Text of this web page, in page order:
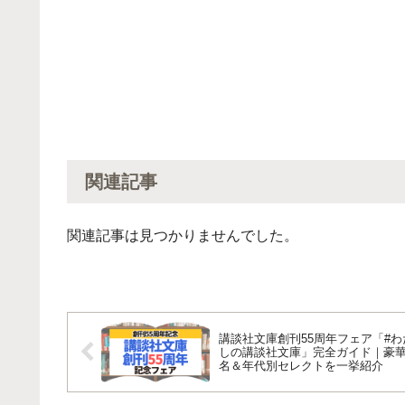
関連記事
関連記事は見つかりませんでした。
講談社文庫創刊55周年フェア「#わ
しの講談社文庫」完全ガイド｜豪
名＆年代別セレクトを一挙紹介